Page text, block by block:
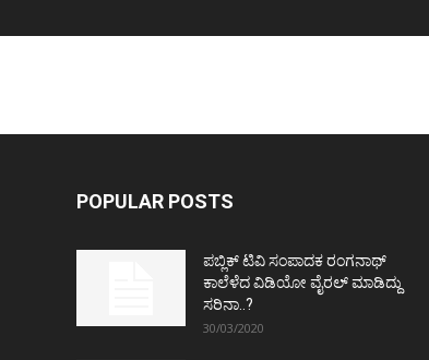
POPULAR POSTS
ಪಬ್ಲಿಕ್ ಟಿವಿ ಸಂಪಾದಕ ರಂಗನಾಥ್
ಕಾಲೆಳೆದ ವಿಡಿಯೋ ವೈರಲ್ ಮಾಡಿದ್ದು
ಸರಿನಾ..?
30/03/2020